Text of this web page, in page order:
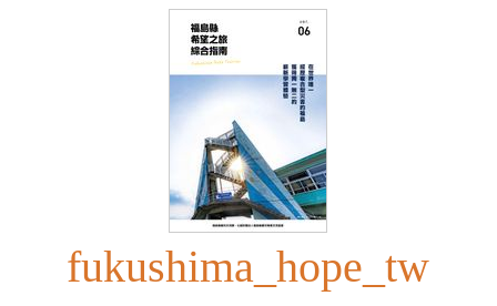
fukushima_hope_tw